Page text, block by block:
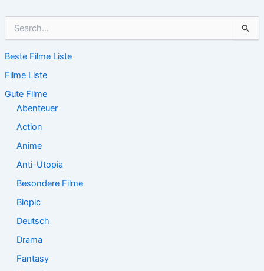
h
n
n
Beste Filme Liste
Filme Liste
Gute Filme
Abenteuer
Action
Anime
Anti-Utopia
Besondere Filme
Biopic
Deutsch
Drama
Fantasy